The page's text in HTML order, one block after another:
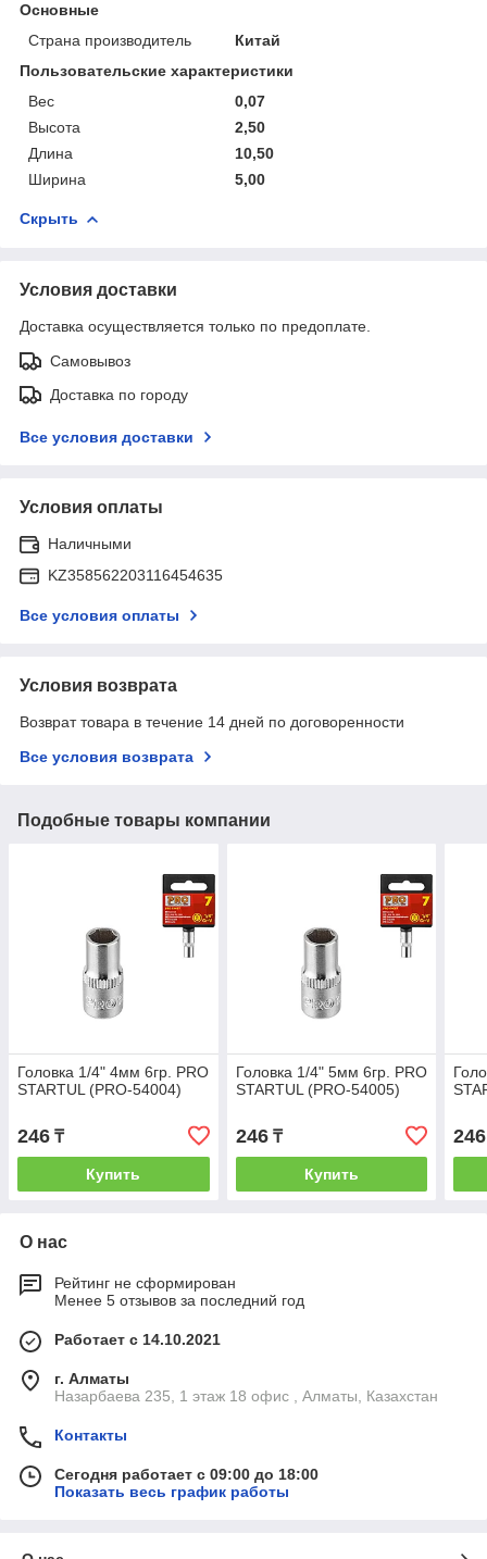
Основные
Страна производитель
Китай
Пользовательские характеристики
Вес
0,07
Высота
2,50
Длина
10,50
Ширина
5,00
Скрыть
Условия доставки
Доставка осуществляется только по предоплате.
Самовывоз
Доставка по городу
Все условия доставки
Условия оплаты
Наличными
KZ358562203116454635
Все условия оплаты
Условия возврата
Возврат товара в течение 14 дней по договоренности
Все условия возврата
Подобные товары компании
Головка 1/4" 4мм 6гр. PRO
STARTUL (PRO-54004)
246 ₸
Купить
Головка 1/4" 5мм 6гр. PRO
STARTUL (PRO-54005)
246₸
Купить
246
О нас
Рейтинг не сформирован
Менее 5 отзывов за последний год
Работает с 14.10.2021
г. Алматы
Назарбаева 235, 1 этаж 18 офис , Алматы, Казахстан
Контакты
Сегодня работает с 09:00 до 18:00
Показать весь график работы